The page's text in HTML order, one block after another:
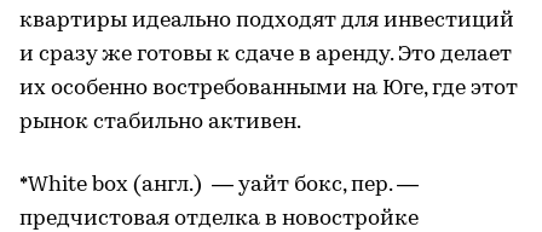
квартиры идеально подходят для инвестиций
и сразу же готовы к сдаче в аренду. Это делает
их особенно востребованными на Юге, где этот
рынок стабильно активен.
*White box (англ.) — уайт бокс, пер. —
предчистовая отделка в новостройке